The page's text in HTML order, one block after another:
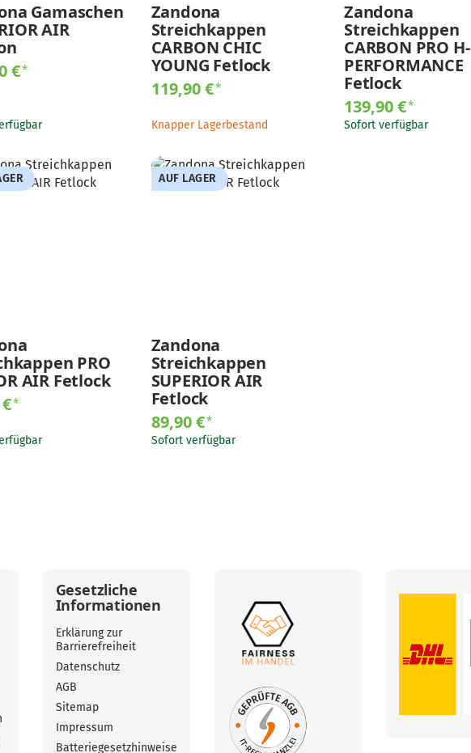
Gamaschen
AIR
€*
Zandona
Streichkappen
CARBON CHIC
YOUNG Fetlock
119,90 €*
Knapper Lagerbestand
Zandona
Streichkappen
CARBON PRO H-
PERFORMANCE
Fetlock
139,90 €*
Sofort verfügbar
PRO
AIR Fetlock
€*
AUF LAGER
Zandona
Streichkappen
SUPERIOR AIR
Fetlock
89,90 €*
Sofort verfügbar
Gesetzliche
Informationen
Erklärung zur
Barrierefreiheit
Datenschutz
AGB
Sitemap
Impressum
Batteriegesetzhinweise